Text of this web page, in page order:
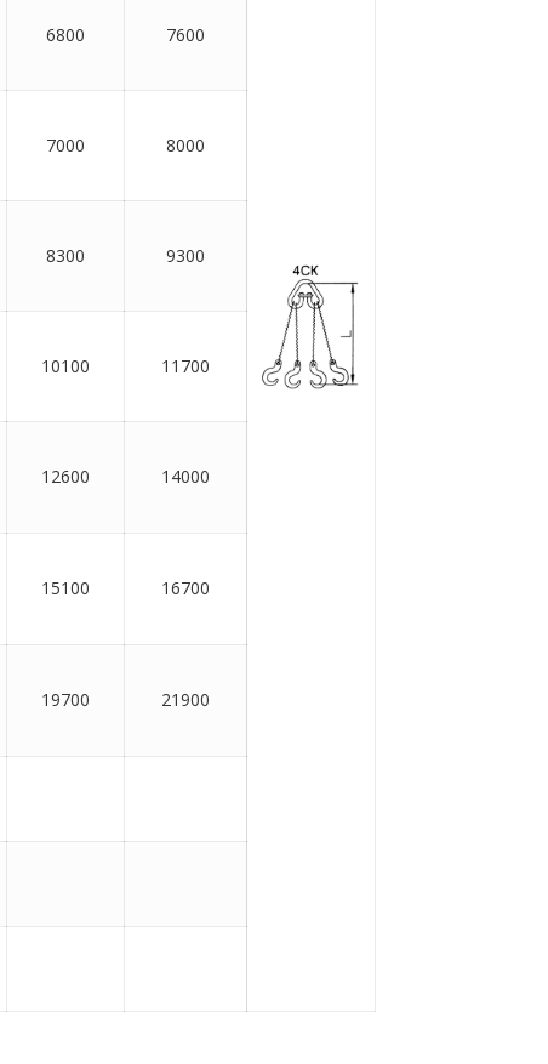
6800 7600
7000 8000
8300 9300
10100 11700
12600 14000
15100 16700
19700 21900